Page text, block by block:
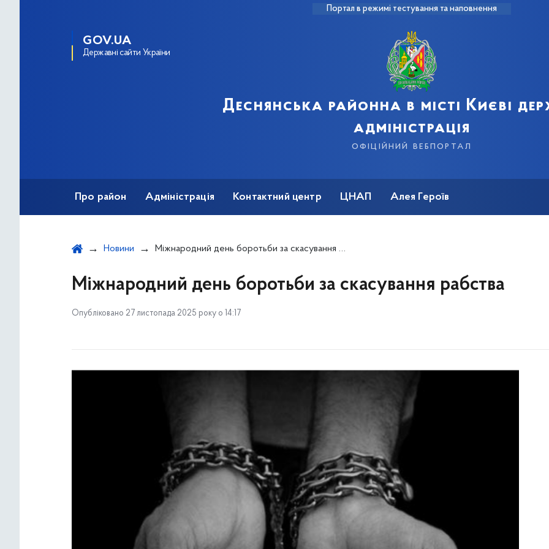
Портал в режимі тестування та наповнення
GOV.UA
Державні сайти України
Деснянська районна в місті Києві
адміністрація
офіційний вебпортал
Про район Адміністрація Контактний центр ЦНАП Алея Героїв
Новини Міжнародний день боротьби за скасування рабства
Міжнародний день боротьби за скасування рабства
Опубліковано 27 листопада 2025 року о 14:17